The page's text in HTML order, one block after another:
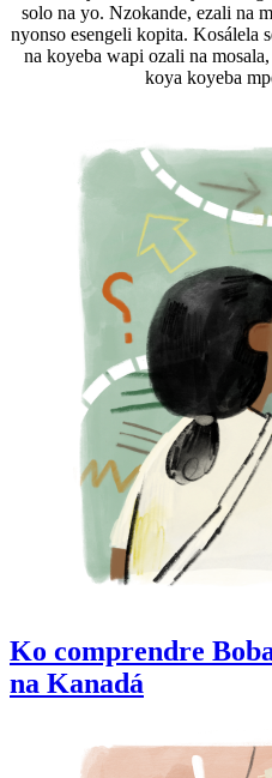
solo na yo. Nzokande, ezali na
nyonso esengeli kopita. Kosálela
na koyeba wapi ozali na
koya koyeba
Ko comprendre
na Kanadá